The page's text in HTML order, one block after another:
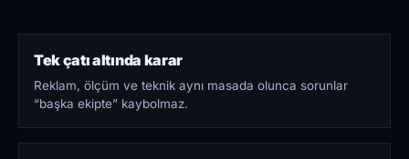
Tek çatı altında karar
Reklam, ölçüm ve teknik aynı masada olunca sorunlar
“başka ekipte” kaybolmaz.